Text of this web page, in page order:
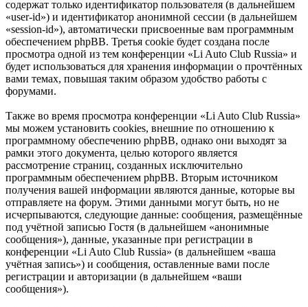
содержат только идентификатор пользователя (в дальнейшем
«user-id») и идентификатор анонимной сессии (в дальнейшем
«session-id»), автоматически присвоенные вам программным
обеспечением phpBB. Третья cookie будет создана после
просмотра одной из тем конференции «Li Auto Club Russia» и
будет использоваться для хранения информации о прочтённых
вами темах, повышая таким образом удобство работы с
форумами.
Также во время просмотра конференции «Li Auto Club Russia»
мы можем установить cookies, внешние по отношению к
программному обеспечению phpBB, однако они выходят за
рамки этого документа, целью которого является
рассмотрение страниц, созданных исключительно
программным обеспечением phpBB. Вторым источником
получения вашей информации являются данные, которые вы
отправляете на форум. Этими данными могут быть, но не
исчерпываются, следующие данные: сообщения, размещённые
под учётной записью Гостя (в дальнейшем «анонимные
сообщения»), данные, указанные при регистрации в
конференции «Li Auto Club Russia» (в дальнейшем «ваша
учётная запись») и сообщения, оставленные вами после
регистрации и авторизации (в дальнейшем «ваши
сообщения»).